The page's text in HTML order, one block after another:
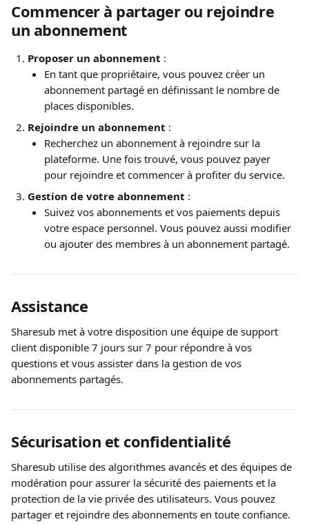
Commencer à partager ou rejoindre
un abonnement
Proposer un abonnement :
En tant que propriétaire, vous pouvez créer un
abonnement partagé en définissant le nombre de
places disponibles.
Rejoindre un abonnement :
Recherchez un abonnement à rejoindre sur la
plateforme. Une fois trouvé, vous pouvez payer
pour rejoindre et commencer à profiter du service.
Gestion de votre abonnement :
Suivez vos abonnements et vos paiements depuis
votre espace personnel. Vous pouvez aussi modifier
ou ajouter des membres à un abonnement partagé.
Assistance
Sharesub met à votre disposition une équipe de support
client disponible 7 jours sur 7 pour répondre à vos
questions et vous assister dans la gestion de vos
abonnements partagés.
Sécurisation et confidentialité
Sharesub utilise des algorithmes avancés et des équipes de
modération pour assurer la sécurité des paiements et la
protection de la vie privée des utilisateurs. Vous pouvez
partager et rejoindre des abonnements en toute confiance.